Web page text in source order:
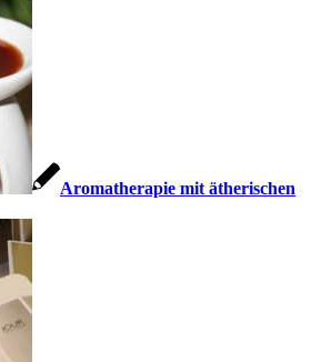
Aromatherapie mit ätherischen